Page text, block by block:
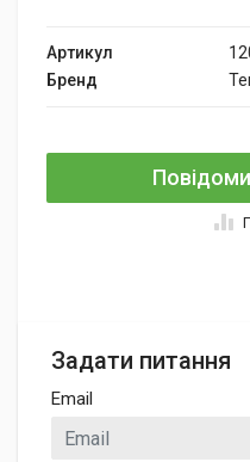
Артикул
Бренд
Задати питання
Email